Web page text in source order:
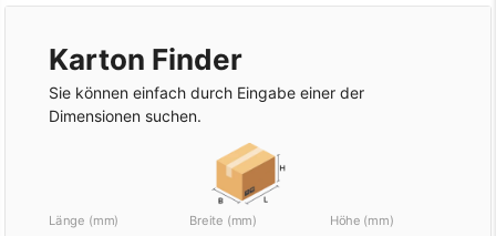
Karton Finder
Sie können einfach durch Eingabe einer der
Dimensionen suchen.
Länge (mm) Breite (mm) Höhe (mm)